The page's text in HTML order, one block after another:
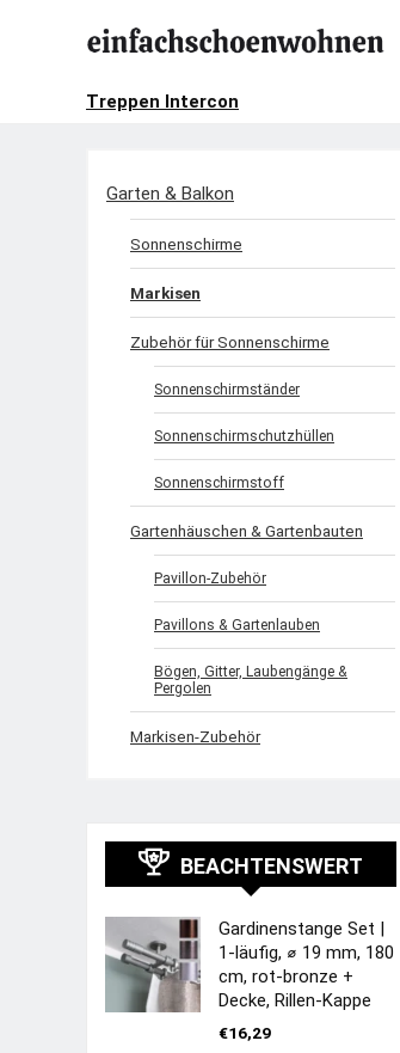
Treppen Intercon
Garten & Balkon
Sonnenschirme
Markisen
Zubehör für Sonnenschirme
Sonnenschirmständer
Sonnenschirmschutzhüllen
Sonnenschirmstoff
Gartenhäuschen & Gartenbauten
Pavillon-Zubehör
Pavillons & Gartenlauben
Bögen, Gitter, Laubengänge &
Pergolen
Markisen-Zubehör
BEACHTENSWERT
Gardinenstange Set |
1-läufig, ⌀ 19 mm, 180
cm, rot-bronze +
Decke, Rillen-Kappe
€16,29